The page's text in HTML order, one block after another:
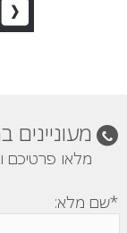
מעוניינים
מלאו פרטיכם
*שם מלא: